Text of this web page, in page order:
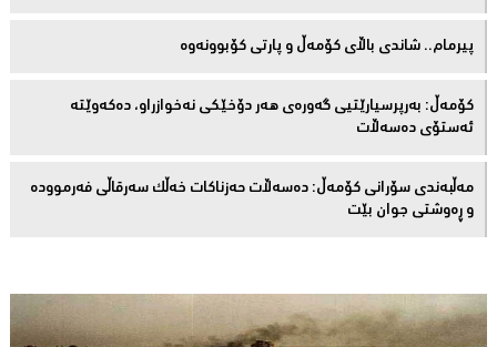
پیرمام.. شاندی باڵای كۆمه‌ڵ و پارتی كۆبوونه‌وه‌
كۆمەڵ: بەرپرسیارێتیی گەورەی هەر دۆخێکی نەخوازراو، دەكەوێتە
ئەستۆی دەسەڵات
مەڵبەندى سۆرانى کۆمەڵ: دەسەڵات حەزناکات خەڵک سەرقاڵى فەرموودە
و ڕەوشتى جوان بێت